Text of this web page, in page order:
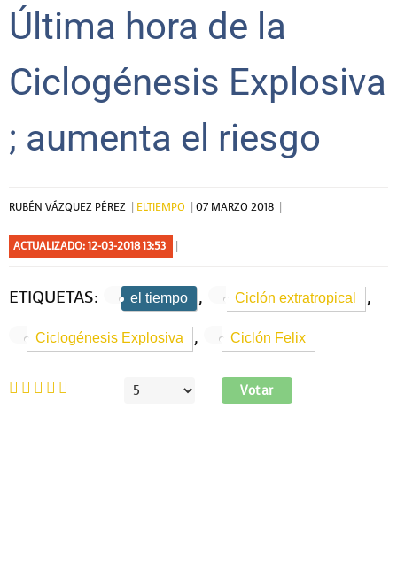
Última hora de la
Ciclogénesis Explosiva
; aumenta el riesgo
RUBÉN VÁZQUEZ PÉREZ ELTIEMPO 07 MARZO 2018
ACTUALIZADO: 12-03-2018 13:53
ETIQUETAS: el tiempo , Ciclón extratropical ,
Ciclogénesis Explosiva , Ciclón Felix
Ratio:5
Por